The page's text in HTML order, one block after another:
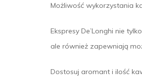
Możliwość wykorzystania
Ekspresy De’Longhi nie
ale również zapewniają
Dostosuj aromant i ilość